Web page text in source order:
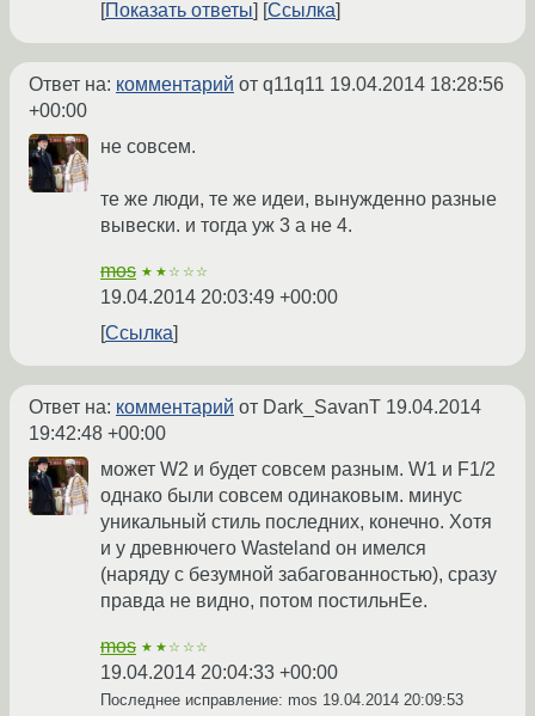
Показать ответы Ссылка
Ответ на: комментарий от q11q11 19.04.2014 18:28:56
+00:00
не совсем.
те же люди, те же идеи, вынужденно разные
вывески. и тогда уж 3 а не 4.
mos ★★☆☆☆
19.04.2014 20:03:49 +00:00
Ссылка
Ответ на: комментарий от Dark_SavanT 19.04.2014
19:42:48 +00:00
может W2 и будет совсем разным. W1 и F1/2
однако были совсем одинаковым. минус
уникальный стиль последних, конечно. Хотя
и у древнючего Wasteland он имелся
(наряду с безумной забагованностью), сразу
правда не видно, потом постильнЕе.
mos ★★☆☆☆
19.04.2014 20:04:33 +00:00
Последнее исправление: mos 19.04.2014 20:09:53